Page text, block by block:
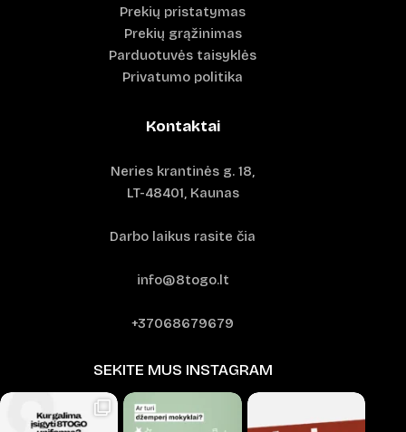
Prekių pristatymas
Prekių grąžinimas
Parduotuvės taisyklės
Privatumo politika
Kontaktai
Neries krantinės g. 18,
LT-48401, Kaunas
Darbo laikus rasite čia
info@8togo.lt
+37068679679
SEKITE MUS INSTAGRAM